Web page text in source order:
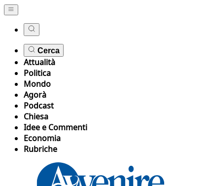
Cerca
Attualità
Politica
Mondo
Agorà
Podcast
Chiesa
Idee e Commenti
Economia
Rubriche